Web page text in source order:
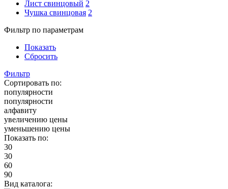
Лист свинцовый 2
Чушка свинцовая 2
Фильтр по параметрам
Показать
Сбросить
Фильтр
Сортировать по:
популярности
популярности
алфавиту
увеличению цены
уменьшению цены
Показать по:
30
30
60
90
Вид каталога: